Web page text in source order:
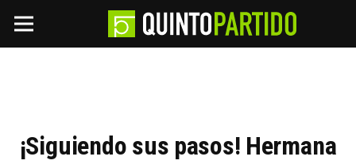
¡Siguiendo sus pasos! Hermana